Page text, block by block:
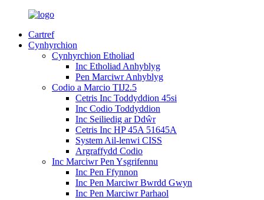
Cartref
Cynhyrchion
Cynhyrchion Etholiad
Inc Etholiad Anhyblyg
Pen Marciwr Anhyblyg
Codio a Marcio TIJ2.5
Cetris Inc Toddyddion 45si
Inc Codio Toddyddion
Inc Seiliedig ar Ddŵr
Cetris Inc HP 45A 51645A
System Ail-lenwi CISS
Argraffydd Codio
Inc Marciwr Pen Ysgrifennu
Inc Pen Ffynnon
Inc Pen Marciwr Bwrdd Gwyn
Inc Pen Marciwr Parhaol